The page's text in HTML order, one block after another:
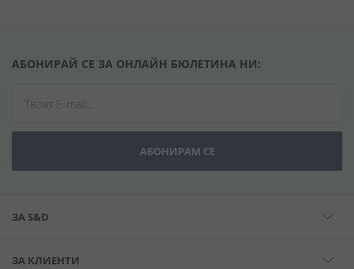
АБОНИРАЙ СЕ ЗА ОНЛАЙН БЮЛЕТИНА НИ:
АБОНИРАМ СЕ
ЗА S&D
ЗА КЛИЕНТИ